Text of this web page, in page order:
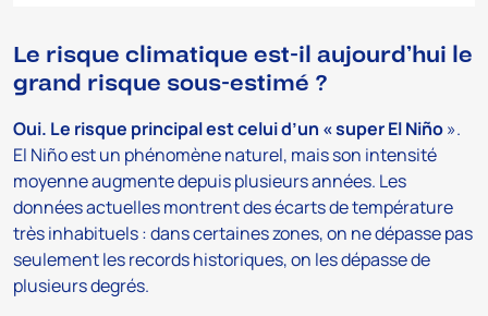
Le risque climatique est-il aujourd’hui le
grand risque sous-estimé ?
Oui. Le risque principal est celui d’un « super El Niño».
El Niño est un phénomène naturel, mais son intensité
moyenne augmente depuis plusieurs années. Les
données actuelles montrent des écarts de température
très inhabituels : dans certaines zones, on ne dépasse pas
seulement les records historiques, on les dépasse de
plusieurs degrés.